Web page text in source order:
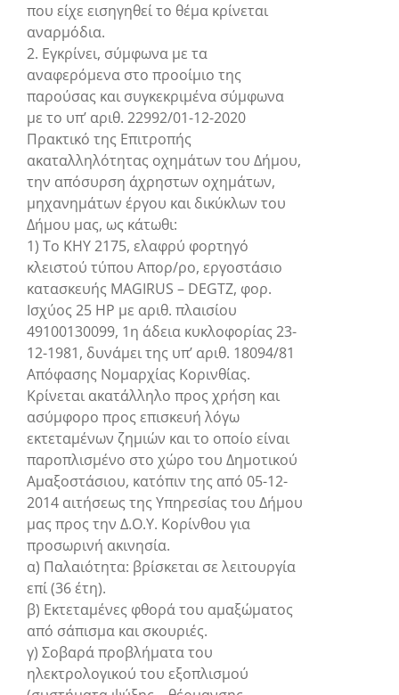
που είχε εισηγηθεί το θέμα κρίνεται
αναρμόδια.
2. Εγκρίνει, σύμφωνα με τα
αναφερόμενα στο προοίμιο της
παρούσας και συγκεκριμένα σύμφωνα
με το υπ’ αριθ. 22992/01-12-2020
Πρακτικό της Επιτροπής
ακαταλληλότητας οχημάτων του Δήμου,
την απόσυρση άχρηστων οχημάτων,
μηχανημάτων έργου και δικύκλων του
Δήμου μας, ως κάτωθι:
1) Το ΚΗΥ 2175, ελαφρύ φορτηγό
κλειστού τύπου Απορ/ρο, εργοστάσιο
κατασκευής MAGIRUS – DEGTZ, φορ.
Ισχύος 25 ΗΡ με αριθ. πλαισίου
49100130099, 1η άδεια κυκλοφορίας 23-
12-1981, δυνάμει της υπ’ αριθ. 18094/81
Απόφασης Νομαρχίας Κορινθίας.
Κρίνεται ακατάλληλο προς χρήση και
ασύμφορο προς επισκευή λόγω
εκτεταμένων ζημιών και το οποίο είναι
παροπλισμένο στο χώρο του Δημοτικού
Αμαξοστάσιου, κατόπιν της από 05-12-
2014 αιτήσεως της Υπηρεσίας του Δήμου
μας προς την Δ.Ο.Υ. Κορίνθου για
προσωρινή ακινησία.
α) Παλαιότητα: βρίσκεται σε λειτουργία
επί (36 έτη).
β) Εκτεταμένες φθορά του αμαξώματος
από σάπισμα και σκουριές.
γ) Σοβαρά προβλήματα του
ηλεκτρολογικού του εξοπλισμού